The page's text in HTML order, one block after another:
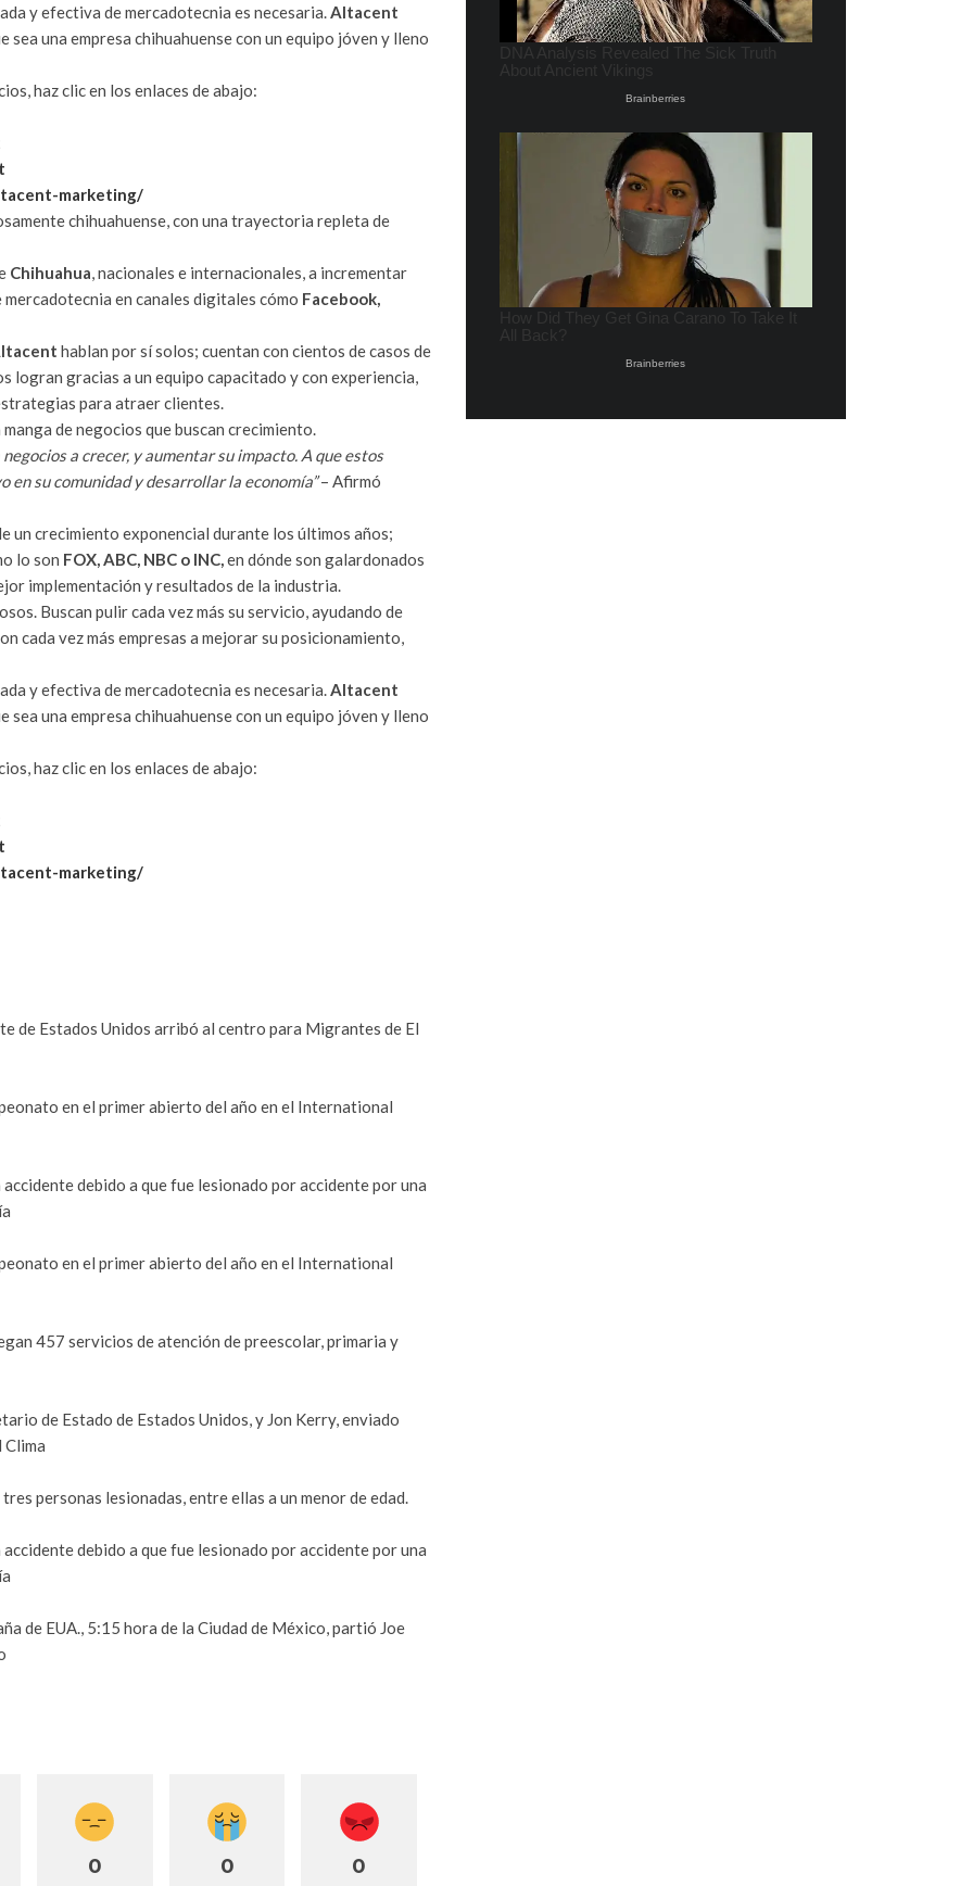
y efectiva de mercadotecnia es necesaria.Altacent
una empresa chihuahuense con un equipo jóven y lleno
haz clic en los enlaces de abajo:
marketing/
chihuahuense, con una trayectoria repleta de
Chihuahua, nacionales e internacionales, a incrementar
en canales digitales cómo Facebook,
hablan por sí solos; cuentan con cientos de casos de
logran gracias a un equipo capacitado y con experiencia,
para atraer clientes.
de negocios que buscan crecimiento.
a crecer, y aumentar su impacto. A que estos
en su comunidad y desarrollar la economía”– Afirmó
un crecimiento exponencial durante los últimos años;
lo son FOX, ABC, NBC o INC,en dónde son galardonados
implementación y resultados de la industria.
Buscan pulir cada vez más su servicio, ayudando de
cada vez más empresas a mejorar su posicionamiento,
y efectiva de mercadotecnia es necesaria.Altacent
una empresa chihuahuense con un equipo jóven y lleno
haz clic en los enlaces de abajo:
marketing/
de Estados Unidos arribó al centro para Migrantes de El
en el primer abierto del año en el International
debido a que fue lesionado por accidente por una
en el primer abierto del año en el International
457 servicios de atención de preescolar, primaria y
de Estado de Estados Unidos, y Jon Kerry, enviado
Clima
personas lesionadas, entre ellas a un menor de edad.
debido a que fue lesionado por accidente por una
de EUA., 5:15 hora de la Ciudad de México, partió Joe
0 0 0